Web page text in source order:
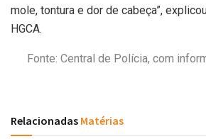
mole, tontura e dor de cabeça”,
HGCA.
Fonte: Central de Polícia, com
Relacionadas Matérias